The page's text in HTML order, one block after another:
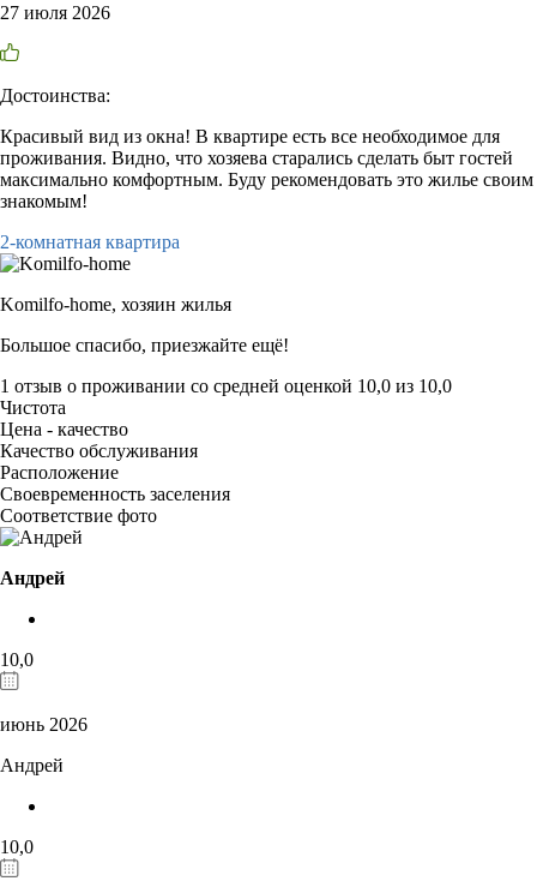
27 июля 2026
Достоинства:
Красивый вид из окна! В квартире есть все необходимое для
проживания. Видно, что хозяева старались сделать быт гостей
максимально комфортным. Буду рекомендовать это жилье своим
знакомым!
2-комнатная квартира
Komilfo-home, хозяин жилья
Большое спасибо, приезжайте ещё!
1 отзыв о проживании со средней оценкой 10,0 из 10,0
Чистота
Цена - качество
Качество обслуживания
Расположение
Своевременность заселения
Соответствие фото
Андрей
10,0
июнь 2026
Андрей
10,0